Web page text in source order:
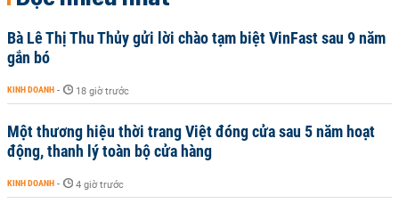
Bà Lê Thị Thu Thủy gửi lời chào tạm biệt VinFast sau 9 năm
gắn bó
KINH DOANH - 18 giờ trước
Một thương hiệu thời trang Việt đóng cửa sau 5 năm hoạt
động, thanh lý toàn bộ cửa hàng
KINH DOANH - 4 giờ trước